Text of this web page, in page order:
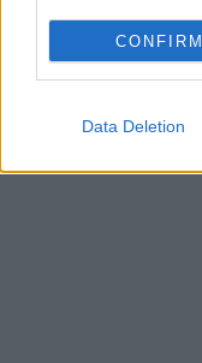
CONFIRM
Data Deletion